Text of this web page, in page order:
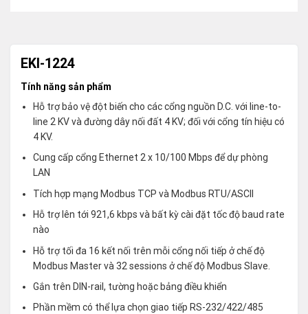
EKI-1224
Tính năng sản phẩm
Hỗ trợ bảo vệ đột biến cho các cổng nguồn D.C. với line-to-
line 2 KV và đường dây nối đất 4 KV; đối với cổng tín hiệu có
4 KV.
Cung cấp cổng Ethernet 2 x 10/100 Mbps để dự phòng
LAN
Tích hợp mạng Modbus TCP và Modbus RTU/ASCII
Hỗ trợ lên tới 921,6 kbps và bất kỳ cài đặt tốc độ baud rate
nào
Hỗ trợ tối đa 16 kết nối trên mỗi cổng nối tiếp ở chế độ
Modbus Master và 32 sessions ở chế độ Modbus Slave.
Gắn trên DIN-rail, tường hoặc bảng điều khiển
Phần mềm có thể lựa chọn giao tiếp RS-232/422/485